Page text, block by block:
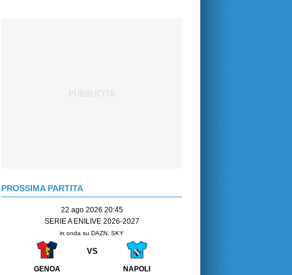
PROSSIMA PARTITA
22 ago 2026 20:45
SERIE A ENILIVE 2026-2027
in onda su DAZN, SKY
VS
GENOA
NAPOLI